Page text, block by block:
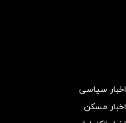
اخبار سیاسی
اخبار مسکن